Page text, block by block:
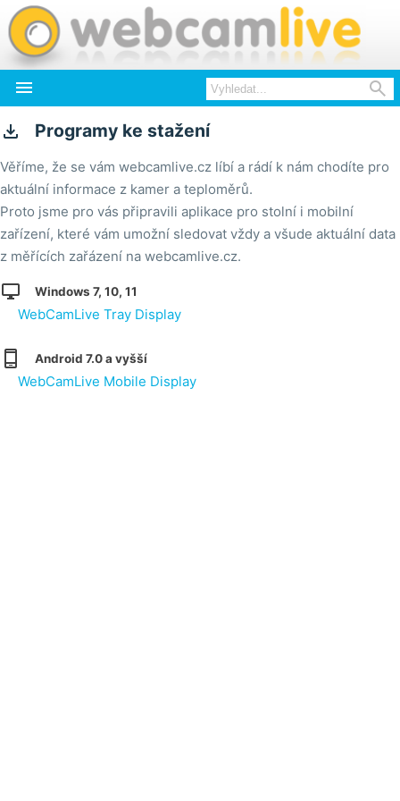



Programy ke stažení
Věříme, že se vám webcamlive.cz líbí a rádí k nám chodíte pro
aktuální informace z kamer a teploměrů.
Proto jsme pro vás připravili aplikace pro stolní i mobilní
zařízení, které vám umožní sledovat vždy a všude aktuální data
z měřících zařázení na webcamlive.cz.
 Windows 7, 10, 11
WebCamLive Tray Display
 Android 7.0 a vyšší
WebCamLive Mobile Display